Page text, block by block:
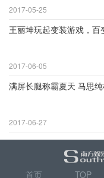
2017-05-25
王丽坤玩起变装游戏，百
2017-06-05
满屏长腿称霸夏天 马思
2017-06-27
首页 TOP